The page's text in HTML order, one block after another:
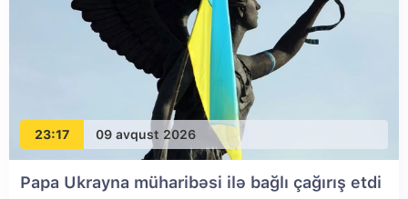
23:17 09 avqust 2026
Papa Ukrayna müharibəsi ilə bağlı çağırış etdi